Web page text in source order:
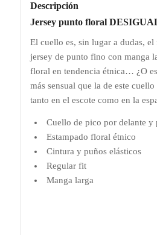
Descripción
Jersey punto floral
El cuello es, sin lugar a dudas, el
jersey de punto fino con manga
floral en tendencia étnica… ¿O
más sensual que la de este
tanto en el escote como en la
Cuello de pico por delante y
Estampado floral étnico
Cintura y puños elásticos
Regular fit
Manga larga